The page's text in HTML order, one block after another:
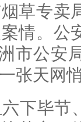
草专卖
情。公
市公
张天网
下毕节